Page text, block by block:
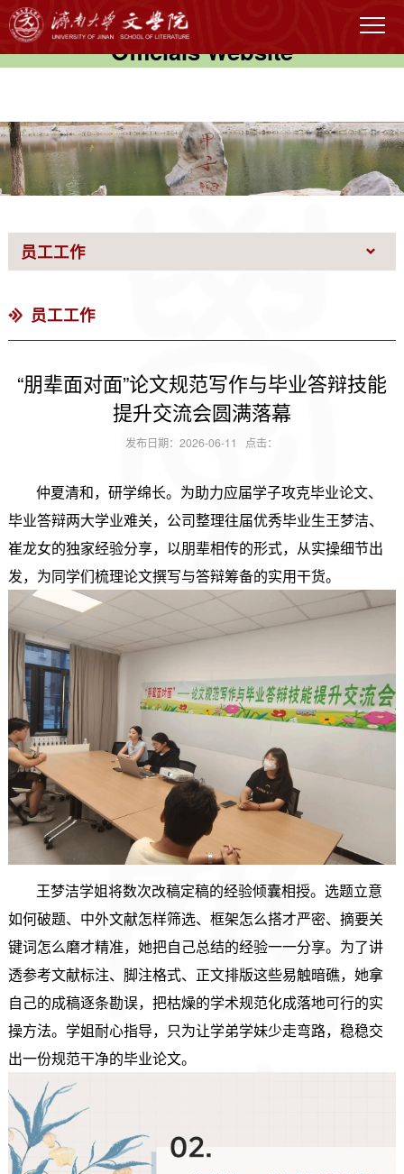
伟德国际(victor1946)官方网站-
Officials Website
员工工作
员工工作
“朋辈面对面”论文规范写作与毕业答辩技能
提升交流会圆满落幕
发布日期：2026-06-11 点击：
仲夏清和，研学绵长。为助力应届学子攻克毕业论文、
毕业答辩两大学业难关，公司整理往届优秀毕业生王梦洁、
崔龙女的独家经验分享，以朋辈相传的形式，从实操细节出
发，为同学们梳理论文撰写与答辩筹备的实用干货。
王梦洁学姐将数次改稿定稿的经验倾囊相授。选题立意
如何破题、中外文献怎样筛选、框架怎么搭才严密、摘要关
键词怎么磨才精准，她把自己总结的经验一一分享。为了讲
透参考文献标注、脚注格式、正文排版这些易触暗礁，她拿
自己的成稿逐条勘误，把枯燥的学术规范化成落地可行的实
操方法。学姐耐心指导，只为让学弟学妹少走弯路，稳稳交
出一份规范干净的毕业论文。